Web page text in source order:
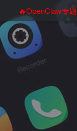
🔥OpenClaw专题